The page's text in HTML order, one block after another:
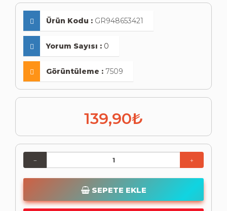
Ürün Kodu : GR948653421
Yorum Sayısı : 0
Görüntüleme : 7509
139,90₺
SEPETE EKLE